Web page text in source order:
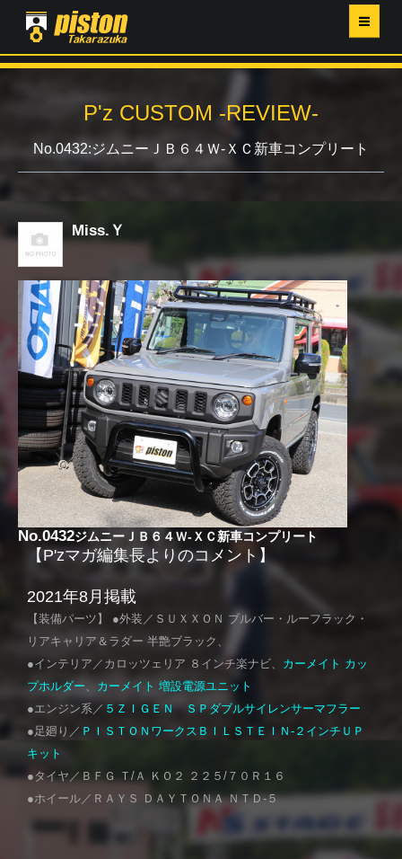
P'Z MAGAZINE
PISTON YAHOO店
店舗ご案内
P'z CUSTOM -REVIEW-
No.0432:ジムニーＪＢ６４Ｗ-ＸＣ新車コンプリート
Miss.Ｙ
No.0432ジムニーＪＢ６４Ｗ-ＸＣ新車コンプリート
【P'zマガ編集長よりのコメント】
2021年8月掲載
【装備パーツ】 ●外装／ＳＵＸＸＯＮ ブルバー・ルーフラック・
リアキャリア＆ラダー 半艶ブラック、
●インテリア／カロッツェリア ８インチ楽ナビ、 カーメイト カッ
プホルダー、 カーメイト 増設電源ユニット
●エンジン系／ ５ＺＩＧＥＮ ＳＰダブルサイレンサーマフラー
●足廻り／ ＰＩＳＴＯＮワークスＢＩＬＳＴＥＩＮ-２インチＵＰ
キット
●タイヤ／ＢＦＧ Ｔ/Ａ ＫＯ２ ２２５/７０Ｒ１６
●ホイール／ＲＡＹＳ ＤＡＹＴＯＮＡ ＮＴＤ-５